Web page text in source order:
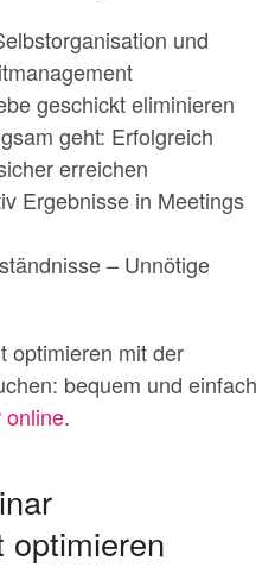
und
geschickt eliminieren
geht: Erfolgreich
erreichen
Ergebnisse in Meetings
– Unnötige
optimieren mit der
bequem und einfach
online.
optimieren